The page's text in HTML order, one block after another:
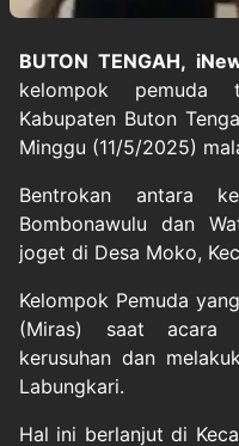
BUTON TENGAH,
kelompok pemuda
Kabupaten Buton
Minggu (11/5/2025)
Bentrokan antara
Bombonawulu dan
joget di Desa Moko,
Kelompok Pemuda
(Miras) saat acara
kerusuhan dan
Labungkari.
Hal ini berlanjut di